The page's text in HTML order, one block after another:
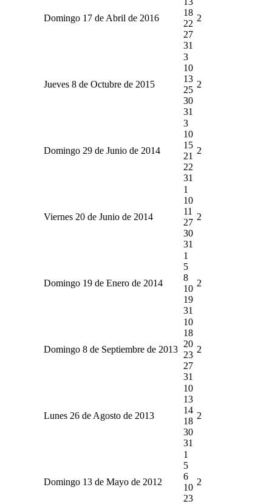
Domingo 17 de Abril de 2016
18
22
27
31
2
Jueves 8 de Octubre de 2015
3
10
13
25
30
31
2
Domingo 29 de Junio de 2014
3
10
15
21
22
31
2
Viernes 20 de Junio de 2014
1
10
11
27
30
31
2
Domingo 19 de Enero de 2014
1
5
8
10
19
31
2
Domingo 8 de Septiembre de 2013
10
18
20
23
27
31
2
Lunes 26 de Agosto de 2013
10
13
14
18
30
31
2
Domingo 13 de Mayo de 2012
1
5
6
10
23
2